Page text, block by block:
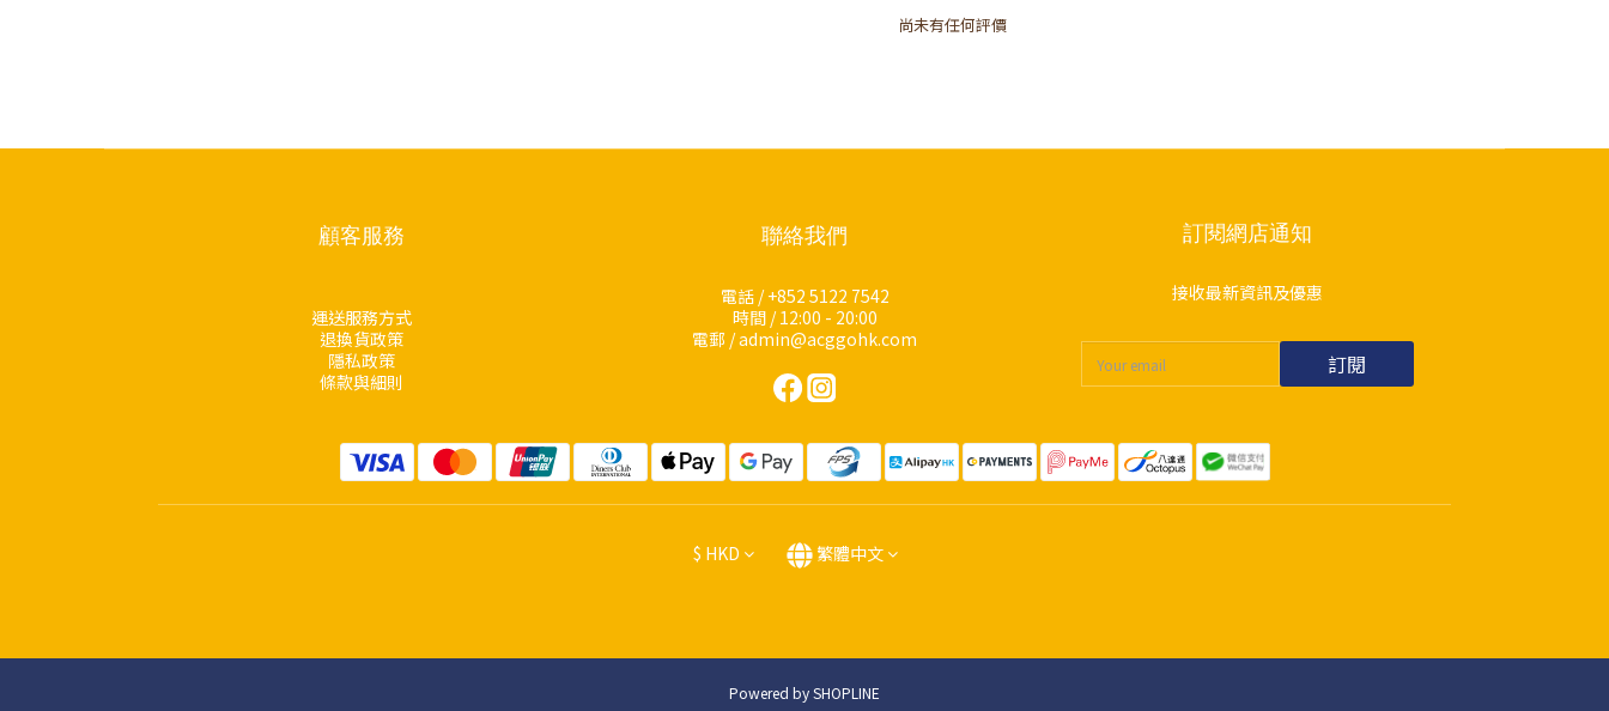
尚未有任何評價
顧客服務
運送服務方式
退換貨政策
隱私政策
條款與細則
聯絡我們
電話 / +852 5122 7542
時間 / 12:00 - 20:00
電郵 / admin@acggohk.com
訂閱網店通知
接收最新資訊及優惠
訂閱
$ HKD 繁體中文
Powered by SHOPLINE